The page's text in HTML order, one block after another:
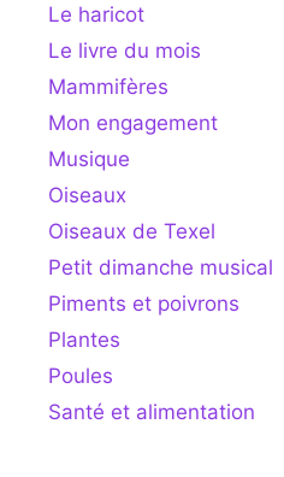
Le haricot
Le livre du mois
Mammifères
Mon engagement
Musique
Oiseaux
Oiseaux de Texel
Petit dimanche musical
Piments et poivrons
Plantes
Poules
Santé et alimentation